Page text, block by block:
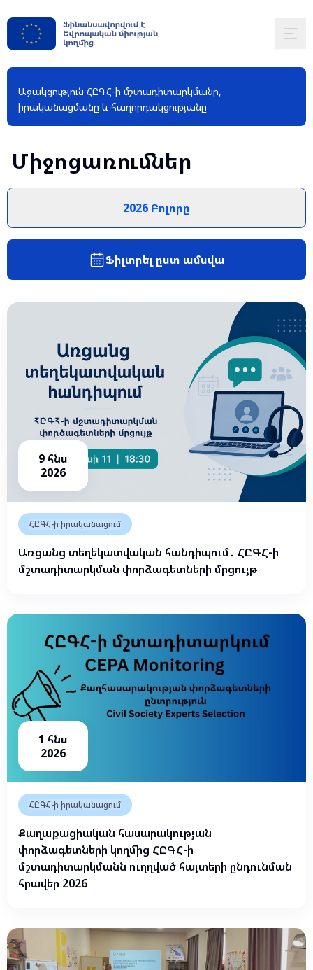
Աջակցություն ՀԸԳՀ-ի մշտադիտարկմանը,
իրականացմանը և հաղորդակցությանը
Միջոցառումներ
2026 Բոլորը
Ֆիլտրել ըստ ամսվա
9 հնս
2026
ՀԸԳՀ-ի իրականացում
Առցանց տեղեկատվական հանդիպում․ ՀԸԳՀ-ի
մշտադիտարկման փորձագետների մրցույթ
1 հնս
2026
ՀԸԳՀ-ի իրականացում
Քաղաքացիական հասարակության
փորձագետների կողմից ՀԸԳՀ-ի
մշտադիտարկմանն ուղղված հայտերի ընդունման
հրավեր 2026